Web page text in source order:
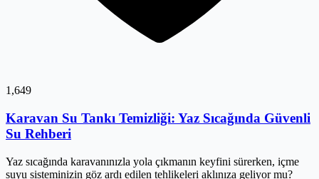
1,649
Karavan Su Tankı Temizliği: Yaz Sıcağında Güvenli
Su Rehberi
Yaz sıcağında karavanınızla yola çıkmanın keyfini sürerken, içme
suyu sisteminizin göz ardı edilen tehlikeleri aklınıza geliyor mu?